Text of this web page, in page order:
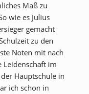
Maß zu
wie es Julius
gemacht
zu den
Noten mit nach
Leidenschaft im
Hauptschule in
ich schon in